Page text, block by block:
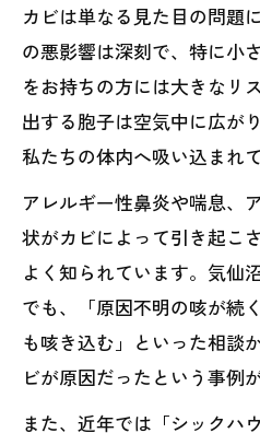
カビは単なる見た目の問題
の悪影響は深刻で、特に小
をお持ちの方には大きなリ
出する胞子は空気中に広が
私たちの体内へ吸い込まれ
アレルギー性鼻炎や喘息、
状がカビによって引き起こ
よく知られています。気仙
でも、「原因不明の咳が続
も咳き込む」といった相談
ビが原因だったという事例
また、近年では「シックハ